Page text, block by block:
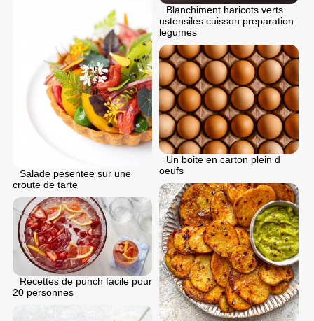
Blanchiment haricots verts
ustensiles cuisson preparation
legumes
Salade pesentee sur une
croute de tarte
Un boite en carton plein d
oeufs
Recettes de punch facile pour
20 personnes